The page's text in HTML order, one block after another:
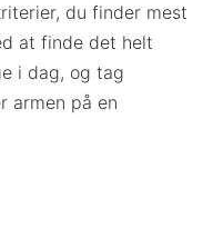
du finder mest
at finde det helt
i dag, og tag
på en